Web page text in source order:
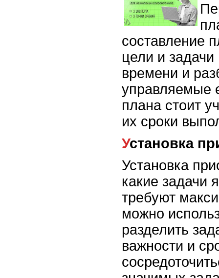
составление
цели и
времени и
управляемые
плана стоит
их сроки
Установка
Установка
какие задачи
требуют
можно
разделить
важности и